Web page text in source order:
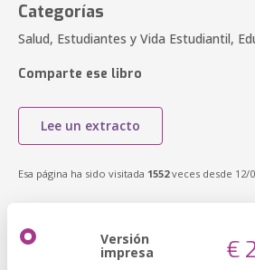
Categorías
Salud, Estudiantes y Vida Estudiantil,
Comparte ese libro
Lee un extracto
Esa página ha sido visitada 1552veces desde 12/
Versión
impresa €